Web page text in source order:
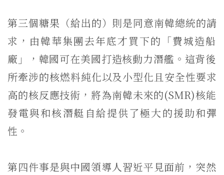
第三個糖果（給出的）則是同意南韓總統的請
求， 由韓華集團去年底才買下的「費城造船
廠」， 韓國可在美國打造核動力潛艦。 這背後
所牽涉的核燃料純化以及小型化且安全性要求
高的核反應技術 ，將為南韓未來的(SMR)核能
發電與和核潛艇自給提供了極大的援助和彈
性。
第四件事是與中國領導人習近平見面前， 突然